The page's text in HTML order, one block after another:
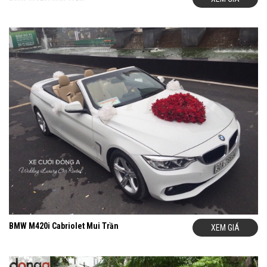
quý khách đừng ngần ngại gọi cho chúng tôi để biết thêm thông
tin chi tiết:
otline:09.33.44.99.86 – 09.33.44.99.86
Quý khách lưu ý:Thuê xe cướiAudi A7mới đẹp trực tiếp từ XE
CƯỚI ĐÔNG A, các khách hàng luôn có được mức giá tốt hơn so
với việc thuê lại từ các công ty khác.
VÌ SAO BẠN NÊN THUÊ XE CƯỚI AUDI A7 MỚI ĐẸP CỦA XE
CƯỚI ĐÔNG A?
Là thương hiệu cho thuê xe cưới uy tín hàng đầu tại Hà Nội.
Chính vì vậy trong các mùa cưới vừa qua mỗi khi có nhu cầu cần
thuê xe cướiAudi A7 mới đẹp , các khách hàng đã luôn lựa
chọn XE CƯỚI ĐÔNG A.
Xe Cưới ĐÔNG A Nhận Giải Thưởng:
” Dịch Vụ Cho Thuê Xe
Uy Tín Chất Lượng Năm 2015”
- Vì Sao 89.000 Khách Hàng Đã Lựa Chọn Và hàng Lòng Về
BMW M420i Cabriolet Mui Trần XEM GIÁ